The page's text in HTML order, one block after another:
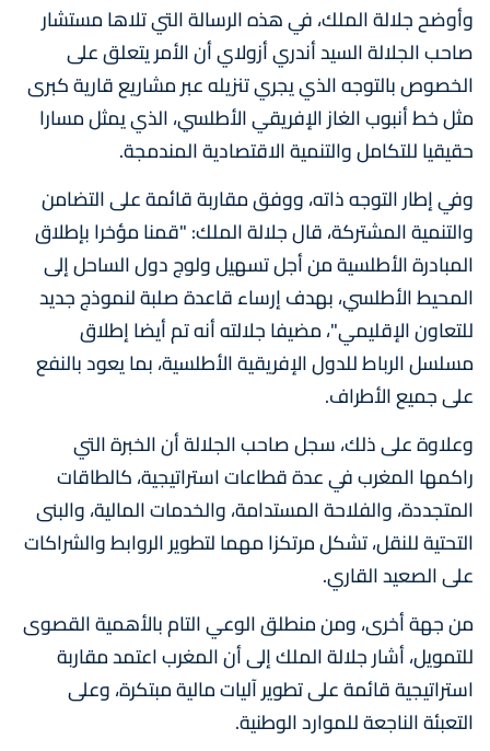
وأوضح جلالة الملك، في هذه الرسالة التي تلاها مستشار
صاحب الجلالة السيد أندري أزولاي أن الأمر يتعلق على
الخصوص بالتوجه الذي يجري تنزيله عبر مشاريع قارية كبرى
مثل خط أنبوب الغاز الإفريقي الأطلسي، الذي يمثل مسارا
حقيقيا للتكامل والتنمية الاقتصادية المندمجة.
وفي إطار التوجه ذاته، ووفق مقاربة قائمة على التضامن
والتنمية المشتركة، قال جلالة الملك: "قمنا مؤخرا بإطلاق
المبادرة الأطلسية من أجل تسهيل ولوج دول الساحل إلى
المحيط الأطلسي، بهدف إرساء قاعدة صلبة لنموذج جديد
للتعاون الإقليمي"، مضيفا جلالته أنه تم أيضا إطلاق
مسلسل الرباط للدول الإفريقية الأطلسية، بما يعود بالنفع
على جميع الأطراف.
وعلاوة على ذلك، سجل صاحب الجلالة أن الخبرة التي
راكمها المغرب في عدة قطاعات استراتيجية، كالطاقات
المتجددة، والفلاحة المستدامة، والخدمات المالية، والبنى
التحتية للنقل، تشكل مرتكزا مهما لتطوير الروابط والشراكات
على الصعيد القاري.
من جهة أخرى، ومن منطلق الوعي التام بالأهمية القصوى
للتمويل، أشار جلالة الملك إلى أن المغرب اعتمد مقاربة
استراتيجية قائمة على تطوير آليات مالية مبتكرة، وعلى
التعبئة الناجعة للموارد الوطنية.